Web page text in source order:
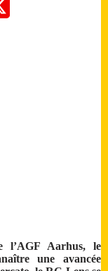
l’AGF Aarhus, le
une avancée